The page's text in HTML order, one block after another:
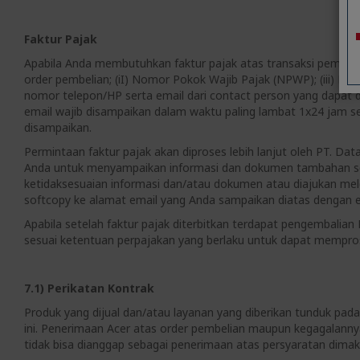
Faktur Pajak
Apabila Anda membutuhkan faktur pajak atas transaksi
order pembelian; (iI) Nomor Pokok Wajib Pajak (NPWP); (iii)
nomor telepon/HP serta email dari contact person yang dapat
email wajib disampaikan dalam waktu paling lambat 1x24 jam
disampaikan.
Permintaan faktur pajak akan diproses lebih lanjut oleh PT.
Anda untuk menyampaikan informasi dan dokumen
ketidaksesuaian informasi dan/atau dokumen atau diajukan
softcopy ke alamat email yang Anda sampaikan diatas
Apabila setelah faktur pajak diterbitkan terdapat
sesuai ketentuan perpajakan yang berlaku untuk dapat
7.1) Perikatan Kontrak
Produk yang dijual dan/atau layanan yang diberikan tunduk
ini. Penerimaan Acer atas order pembelian maupun
tidak bisa dianggap sebagai penerimaan atas persyaratan